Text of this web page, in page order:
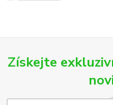
Získejte